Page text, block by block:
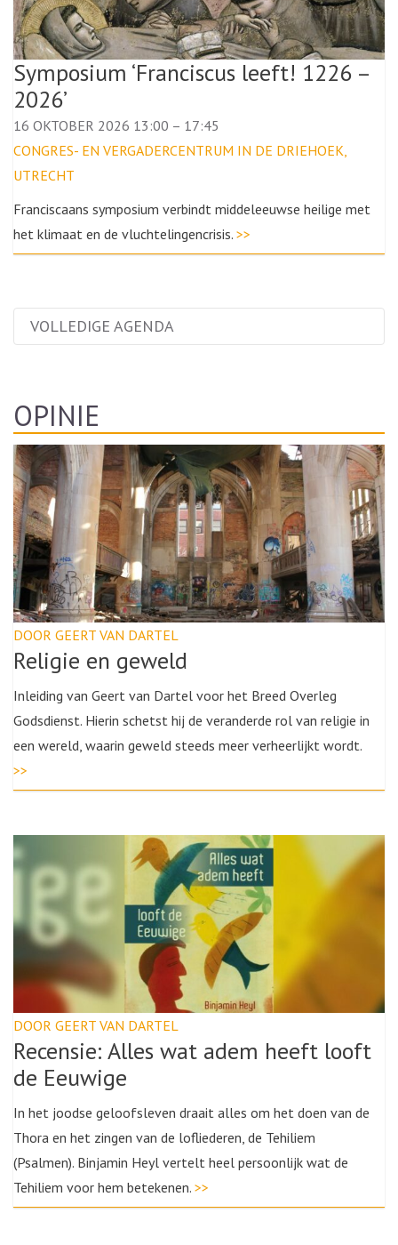
Symposium ‘Franciscus leeft! 1226 –
2026’
16 OKTOBER 2026 13:00 – 17:45
CONGRES- EN VERGADERCENTRUM IN DE DRIEHOEK,
UTRECHT
Franciscaans symposium verbindt middeleeuwse heilige met
het klimaat en de vluchtelingencrisis. >>
VOLLEDIGE AGENDA
OPINIE
DOOR GEERT VAN DARTEL
Religie en geweld
Inleiding van Geert van Dartel voor het Breed Overleg
Godsdienst. Hierin schetst hij de veranderde rol van religie in
een wereld, waarin geweld steeds meer verheerlijkt wordt.
>>
DOOR GEERT VAN DARTEL
Recensie: Alles wat adem heeft looft
de Eeuwige
In het joodse geloofsleven draait alles om het doen van de
Thora en het zingen van de lofliederen, de Tehiliem
(Psalmen). Binjamin Heyl vertelt heel persoonlijk wat de
Tehiliem voor hem betekenen. >>